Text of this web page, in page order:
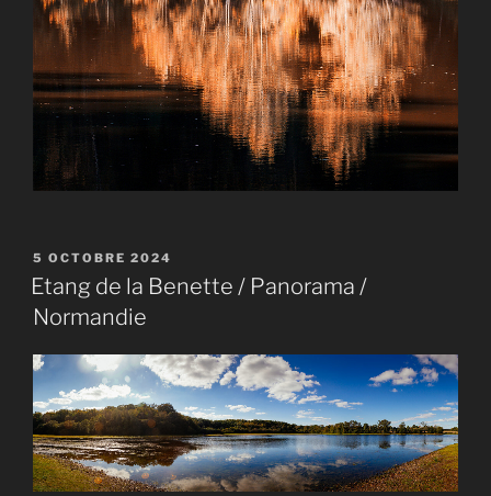
PUBLIÉ
LE
5 OCTOBRE 2024
Etang de la Benette / Panorama /
Normandie